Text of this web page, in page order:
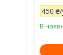
450
В